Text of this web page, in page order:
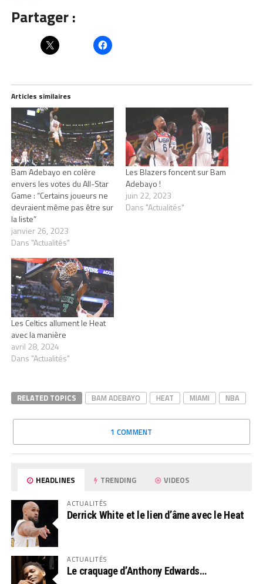
Partager :
Articles similaires
Bam Adebayo en colère
envers les votes du All-Star
Game : “Certains joueurs ne
devraient même pas être sur
la liste”
janvier 26, 2023
Dans "Actualités"
Les Blazers foncent sur Bam
Adebayo !
juin 22, 2023
Dans "Actualités"
Les Celtics allument le Heat
avec la manière
avril 28, 2024
Dans "Actualités"
RELATED TOPICS BAM ADEBAYO HEAT MIAMI NBA
1 COMMENT
HEADLINES TRENDING VIDEOS
ACTUALITÉS
Derrick White et le lien d’âme avec le Heat
ACTUALITÉS
Le craquage d’Anthony Edwards…